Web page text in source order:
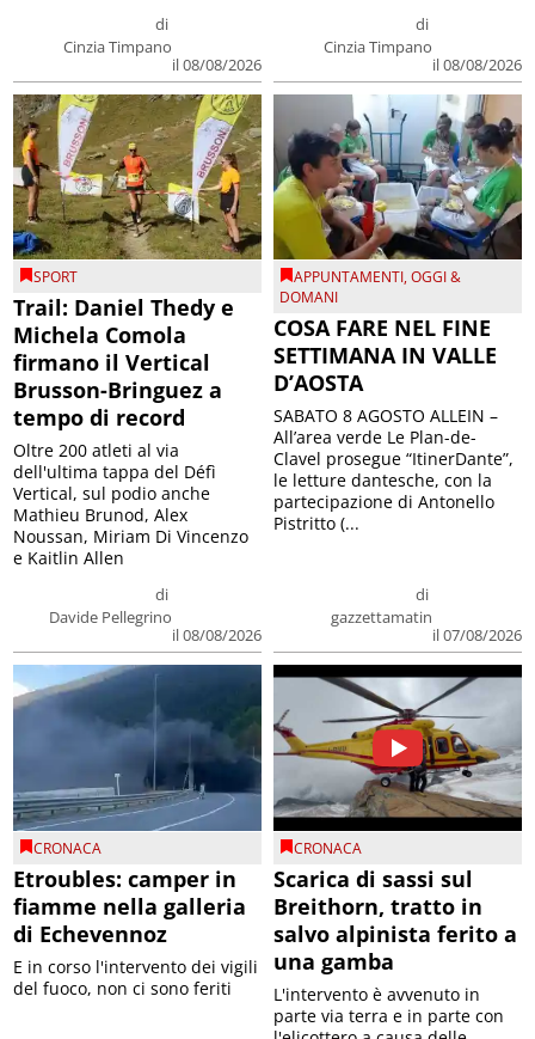
di
Cinzia Timpano
il 08/08/2026
di
Cinzia Timpano
il 08/08/2026
SPORT
Trail: Daniel Thedy e
Michela Comola
firmano il Vertical
Brusson-Bringuez a
tempo di record
di
Davide Pellegrino
il 08/08/2026
Oltre 200 atleti al via
dell'ultima tappa del Défì
Vertical, sul podio anche
Mathieu Brunod, Alex
Noussan, Miriam Di Vincenzo
e Kaitlin Allen
APPUNTAMENTI,OGGI &
DOMANI
COSA FARE NEL FINE
SETTIMANA IN VALLE
D’AOSTA
di
gazzettamatin
il 07/08/2026
SABATO 8 AGOSTO ALLEIN –
All’area verde Le Plan-de-
Clavel prosegue “ItinerDante”,
le letture dantesche, con la
partecipazione di Antonello
Pistritto (...
CRONACA
Etroubles: camper in
fiamme nella galleria
di Echevennoz
E in corso l'intervento dei vigili
del fuoco, non ci sono feriti
CRONACA
Scarica di sassi sul
Breithorn, tratto in
salvo alpinista ferito a
una gamba
L'intervento è avvenuto in
parte via terra e in parte con